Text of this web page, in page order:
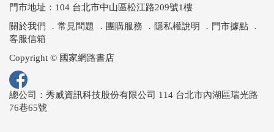
門市地址：104 台北市中山區松江路209號1樓
關於我們
． 常見問題 ． 團購服務 ． 隱私權說明 ． 門市據點 ．
客服信箱
Copyright © 國家網路書店
總公司：秀威資訊科技股份有限公司 114 台北市內湖區瑞光路
76巷65號